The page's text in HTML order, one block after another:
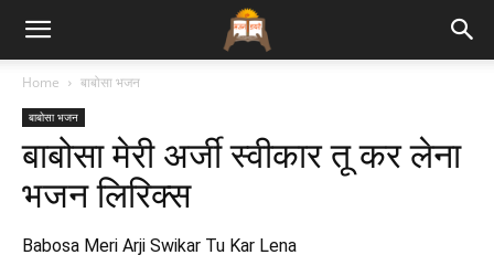
Bhajan
Lyrics
Home बाबोसा भजन
बाबोसा भजन
बाबोसा मेरी अर्जी स्वीकार तू कर लेना
भजन लिरिक्स
Babosa Meri Arji Swikar Tu Kar Lena